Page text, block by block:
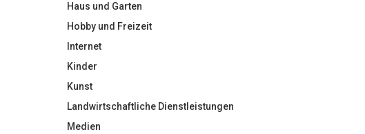
Haus und Garten
Hobby und Freizeit
Internet
Kinder
Kunst
Landwirtschaftliche Dienstleistungen
Medien